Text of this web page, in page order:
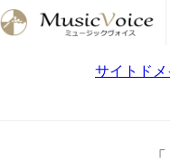
サイトド